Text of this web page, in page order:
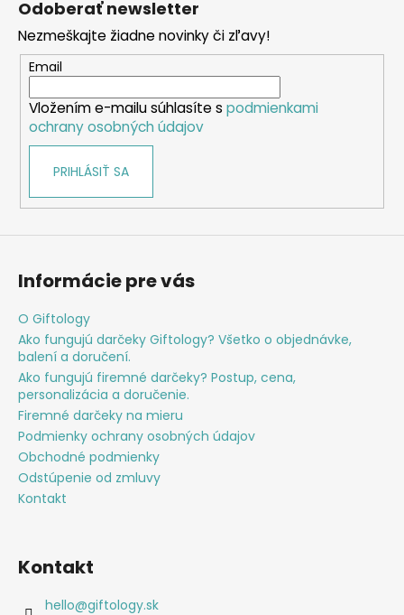
Odoberať newsletter
Nezmeškajte žiadne novinky či zľavy!
Email
Vložením e-mailu súhlasíte s podmienkami
ochrany osobných údajov
PRIHLÁSIŤ SA
Informácie pre vás
O Giftology
Ako fungujú darčeky Giftology? Všetko o objednávke,
balení a doručení.
Ako fungujú firemné darčeky? Postup, cena,
personalizácia a doručenie.
Firemné darčeky na mieru
Podmienky ochrany osobných údajov
Obchodné podmienky
Odstúpenie od zmluvy
Kontakt
Kontakt
hello@giftology.sk